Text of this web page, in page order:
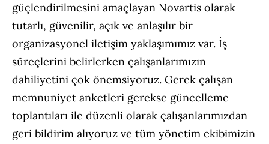
güçlendirilmesini amaçlayan Novartis olarak
tutarlı, güvenilir, açık ve anlaşılır bir
organizasyonel iletişim yaklaşımımız var. İş
süreçlerini belirlerken çalışanlarımızın
dahiliyetini çok önemsiyoruz. Gerek çalışan
memnuniyet anketleri gerekse güncelleme
toplantıları ile düzenli olarak çalışanlarımızdan
geri bildirim alıyoruz ve tüm yönetim ekibimizin